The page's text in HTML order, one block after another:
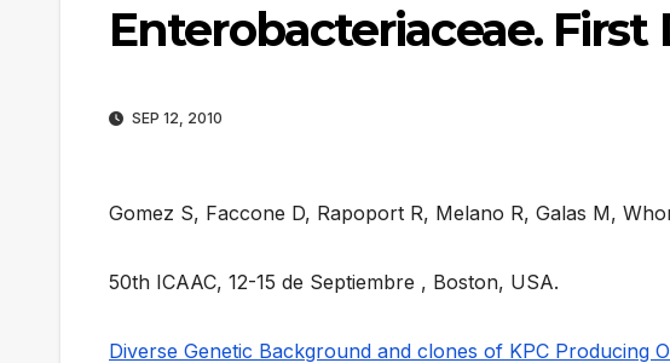
Enterobacteriaceae.
SEP 12, 2010
Gomez S, Faccone D, Rapoport R, Melano R, Galas M,
50th ICAAC, 12-15 de Septiembre , Boston, USA.
Diverse Genetic Background and clones of KPC Producing